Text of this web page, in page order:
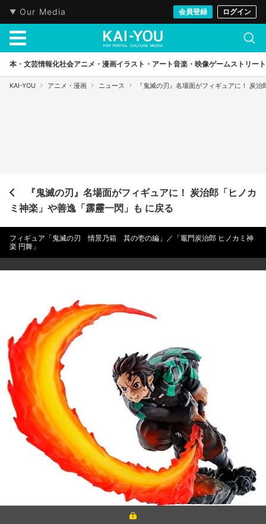
Our Media 会員登録 ログイン
本・文芸情報化社会アニメ・漫画イラスト・アート音楽・映像ゲームストリート
KAI-YOU アニメ・漫画 ニュース 『鬼滅の刃』名場面がフィギュアに！ 炭
『鬼滅の刃』名場面がフィギュアに！ 炭治郎「ヒノカ
ミ神楽」や善逸「霹靂一閃」も に戻る
フィギュア「鬼滅の刃 情景乃箱 其の壱の編」／「竈門炭治郎 ヒノカミ神
楽 円舞」